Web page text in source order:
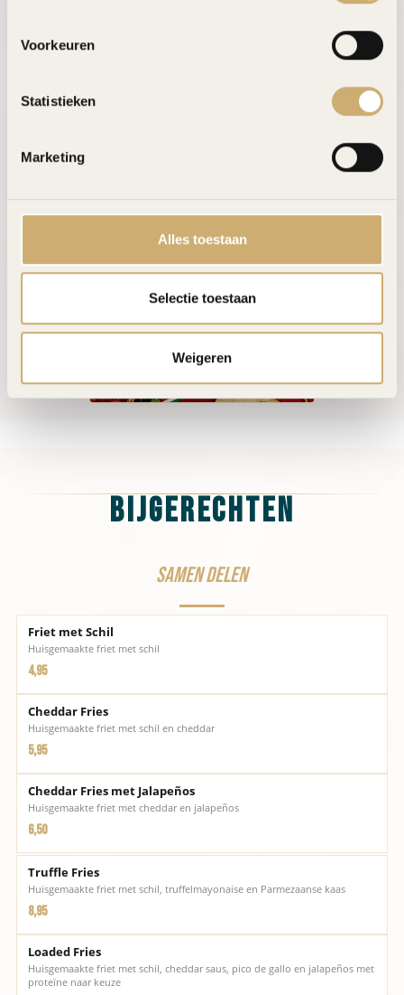
Voorkeuren
Statistieken
Marketing
Alles toestaan
Selectie toestaan
Weigeren
Bijgerechten
Samen delen
Friet met Schil
Huisgemaakte friet met schil
4,95
Cheddar Fries
Huisgemaakte friet met schil en cheddar
5,95
Cheddar Fries met Jalapeños
Huisgemaakte friet met cheddar en jalapeños
6,50
Truffle Fries
Huisgemaakte friet met schil, truffelmayonaise en Parmezaanse kaas
8,95
Loaded Fries
Huisgemaakte friet met schil, cheddar saus, pico de gallo en jalapeños met
proteïne naar keuze